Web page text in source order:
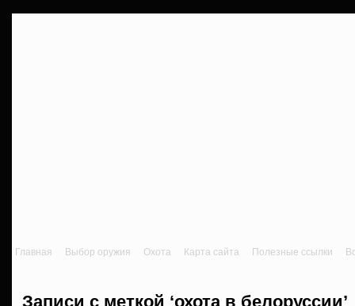
Главная Выбор оружия Охота Карта сайта Полезные ссылки
Записи с меткой ‘охота в белоруссии’